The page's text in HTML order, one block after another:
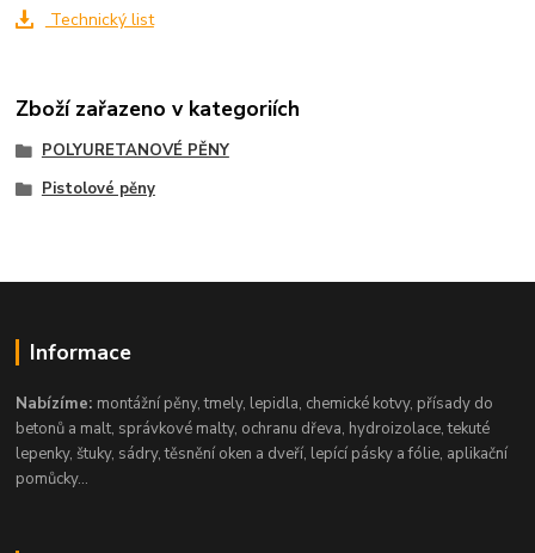
Technický list
Zboží zařazeno v kategoriích
POLYURETANOVÉ PĚNY
Pistolové pěny
Informace
Nabízíme: montážní pěny, tmely, lepidla, chemické kotvy, přísady do
betonů a malt, správkové malty, ochranu dřeva, hydroizolace, tekuté
lepenky, štuky, sádry, těsnění oken a dveří, lepící pásky a fólie, aplikační
pomůcky...